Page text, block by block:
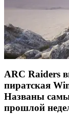
ARC Raiders
пиратская
Названы
прошлой